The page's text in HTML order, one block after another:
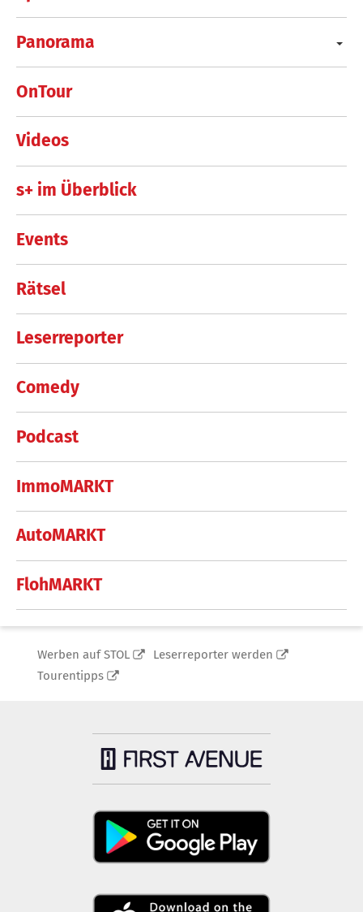
Panorama
OnTour
Videos
s+ im Überblick
Events
Rätsel
Leserreporter
Comedy
Podcast
ImmoMARKT
AutoMARKT
FlohMARKT
Werben auf STOL
Leserreporter werden
Tourentipps